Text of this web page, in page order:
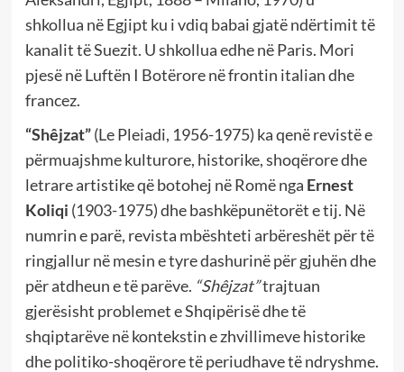
shkollua në Egjipt ku i vdiq babai gjatë ndërtimit të
kanalit të Suezit. U shkollua edhe në Paris. Mori
pjesë në Luftën I Botërore në frontin italian dhe
francez.
“Shêjzat”(Le Pleiadi, 1956-1975) ka qenë revistë e
përmuajshme kulturore, historike, shoqërore dhe
letrare artistike që botohej në Romë nga Ernest
Koliqi (1903-1975)dhe bashkëpunëtorët e tij. Në
numrin e parë, revista mbështeti arbëreshët për të
ringjallur në mesin e tyre dashurinë për gjuhën dhe
për atdheun e të parëve. “Shêjzat”trajtuan
gjerësisht problemet e Shqipërisë dhe të
shqiptarëve në kontekstin e zhvillimeve historike
dhe politiko-shoqërore të periudhave të ndryshme.